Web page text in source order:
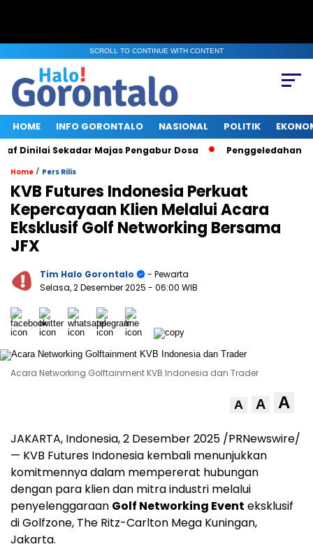
SCROLL TO CONTINUE WITH CONTENT
HOME INFO GORONTALO NASIONAL POLITIK
Sekadar Majas Pengabur Dosa Penggeledahan KPK
Home / Pers Rilis
KVB Futures Indonesia Perkuat
Kepercayaan Klien Melalui Acara
Eksklusif Golf Networking Bersama
JFX
Tim Halo Gorontalo
- Pewarta
Selasa, 2 Desember 2025 - 06:00 WIB
Acara Networking Golftainment KVB Indonesia dan Trader
A A A
JAKARTA, Indonesia, 2 Desember 2025 /PRNewswire/
— KVB Futures Indonesia kembali menunjukkan
komitmennya dalam mempererat hubungan
dengan para klien dan mitra industri melalui
penyelenggaraan Golf Networking Event eksklusif
di Golfzone, The Ritz-Carlton Mega Kuningan,
Jakarta.